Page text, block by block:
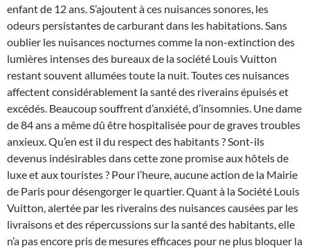
enfant de 12 ans. S’ajoutent à ces nuisances sonores, les
odeurs persistantes de carburant dans les habitations. Sans
oublier les nuisances nocturnes comme la non-extinction des
lumières intenses des bureaux de la société Louis Vuitton
restant souvent allumées toute la nuit. Toutes ces nuisances
affectent considérablement la santé des riverains épuisés et
excédés. Beaucoup souffrent d’anxiété, d’insomnies. Une dame
de 84 ans a même dû être hospitalisée pour de graves troubles
anxieux. Qu’en est il du respect des habitants ? Sont-ils
devenus indésirables dans cette zone promise aux hôtels de
luxe et aux touristes ? Pour l’heure, aucune action de la Mairie
de Paris pour désengorger le quartier. Quant à la Société Louis
Vuitton, alertée par les riverains des nuisances causées par les
livraisons et des répercussions sur la santé des habitants, elle
n’a pas encore pris de mesures efficaces pour ne plus bloquer la